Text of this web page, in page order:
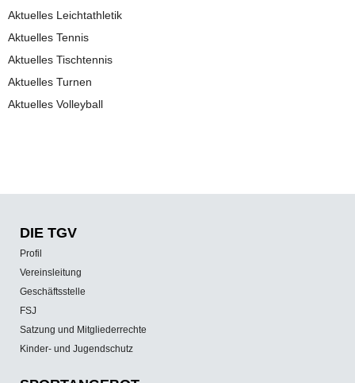
Aktuelles Leichtathletik
Aktuelles Tennis
Aktuelles Tischtennis
Aktuelles Turnen
Aktuelles Volleyball
DIE TGV
Profil
Vereinsleitung
Geschäftsstelle
FSJ
Satzung und Mitgliederrechte
Kinder- und Jugendschutz